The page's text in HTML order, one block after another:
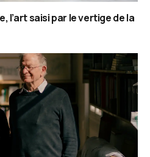
l’art saisi par le vertige de la